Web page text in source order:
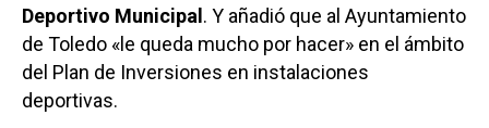
Deportivo Municipal. Y añadió que al Ayuntamiento
de Toledo «le queda mucho por hacer» en el ámbito
del Plan de Inversiones en instalaciones
deportivas.